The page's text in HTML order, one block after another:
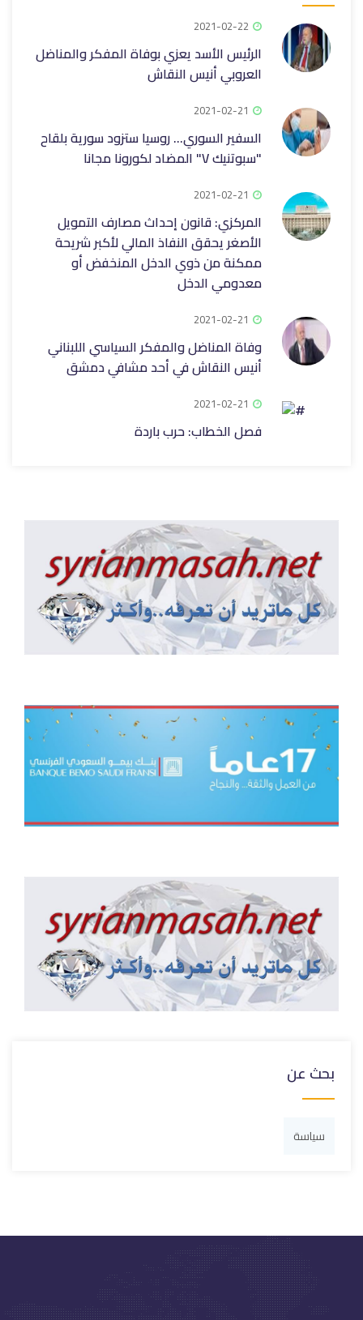
2021-02-22
الرئيس الأسد يعزي بوفاة المفكر والمناضل
العروبي أنيس النقاش
2021-02-21
السفير السوري... روسيا ستزود سورية بلقاح
"سبوتنيك V" المضاد لكورونا مجانا
2021-02-21
المركزي: قانون إحداث مصارف التمويل
الأصغر يحقق النفاذ المالي لأكبر شريحة
ممكنة من ذوي الدخل المنخفض أو
معدومي الدخل
2021-02-21
وفاة المناضل والمفكر السياسي اللبناني
أنيس النقاش في أحد مشافي دمشق
2021-02-21
فصل الخطاب: حرب باردة
بحث عن
سياسة